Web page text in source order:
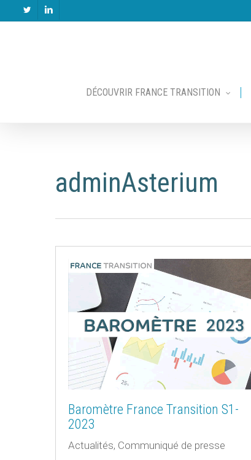
to
twitter linkedin
DÉCOUVRIR FRANCE TRANSITION
adminAsterium
Baromètre France Transition S1-
2023
Actualités, Communiqué de presse